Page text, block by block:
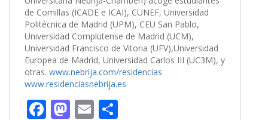
de Comillas (ICADE e ICAI), CUNEF, Universidad
Politécnica de Madrid (UPM), CEU San Pablo,
Universidad Complutense de Madrid (UCM),
Universidad Francisco de Vitoria (UFV),Universidad
Europea de Madrid, Universidad Carlos III (UC3M), y
otras. www.nebrija.com/residencias
www.residenciasnebrija.es
F M E